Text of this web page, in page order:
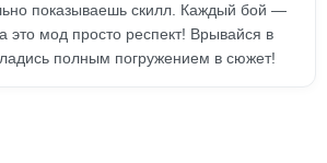
показываешь скилл. Каждый бой —
это мод просто респект! Врывайся в
полным погружением в сюжет!